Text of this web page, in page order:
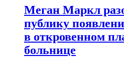
Меган Маркл
публику
в откровенном
больнице